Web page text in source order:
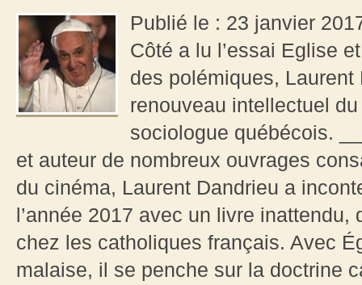
Publié le : 23 janvier
Côté a lu l’essai Eglise
des polémiques,
renouveau intellectuel
sociologue québécois.
et auteur de nombreux ouvrages
du cinéma, Laurent Dandrieu a
l’année 2017 avec un livre
chez les catholiques français. Avec
malaise, il se penche sur la doctrine